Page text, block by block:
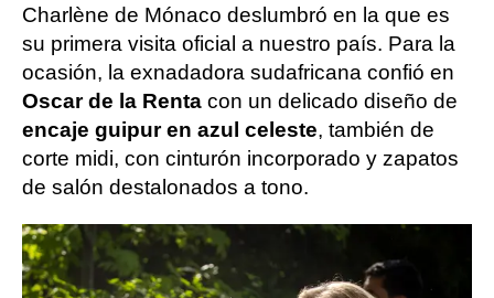
Charlène de Mónaco deslumbró en la que es
su primera visita oficial a nuestro país. Para la
ocasión, la exnadadora sudafricana confió en
Oscar de la Renta con un delicado diseño de
encaje guipur en azul celeste, también de
corte midi, con cinturón incorporado y zapatos
de salón destalonados a tono.